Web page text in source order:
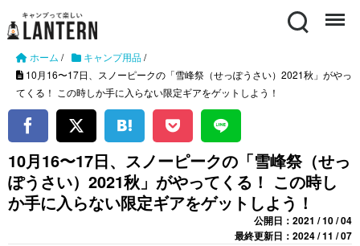
Search Menu
ホーム / キャンプ用品/
10月16〜17日、スノーピークの「雪峰祭（せっぽうさい）2021秋」がやっ
てくる！ この時しか手に入らない限定ギアをゲットしよう！
10月16〜17日、スノーピークの「雪峰祭（せっ
ぽうさい）2021秋」がやってくる！ この時し
か手に入らない限定ギアをゲットしよう！
公開日：2021 / 10 / 04
最終更新日：2024 / 11 / 07